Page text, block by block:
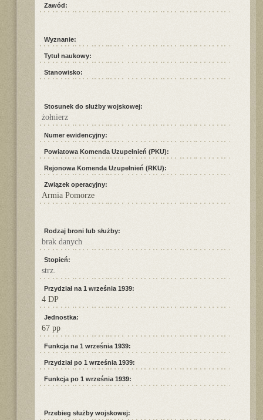
Zawód:
Wyznanie:
Tytuł naukowy:
Stanowisko:
Stosunek do służby wojskowej:
żołnierz
Numer ewidencyjny:
Powiatowa Komenda Uzupełnień (PKU):
Rejonowa Komenda Uzupełnień (RKU):
Związek operacyjny:
Armia Pomorze
Rodzaj broni lub służby:
brak danych
Stopień:
strz.
Przydział na 1 września 1939:
4 DP
Jednostka:
67 pp
Funkcja na 1 września 1939:
Przydział po 1 września 1939:
Funkcja po 1 września 1939:
Przebieg służby wojskowej: